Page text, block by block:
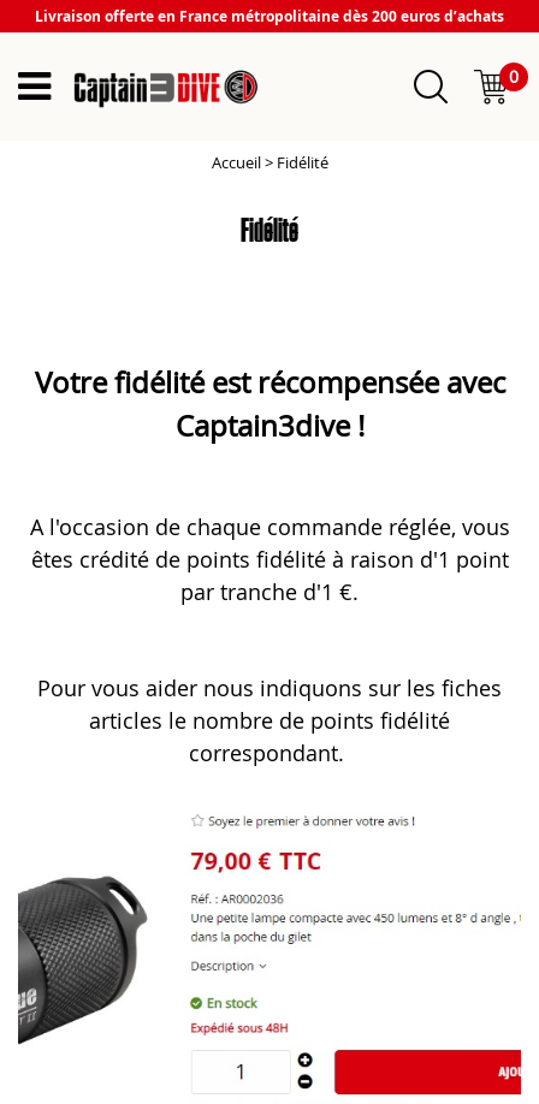
Livraison offerte en France métropolitaine dès 200 euros d’achats
0
Accueil > Fidélité
Fidélité
Votre fidélité est récompensée avec
Captain3dive !
A l'occasion de chaque commande réglée, vous
êtes crédité de points fidélité à raison d'1 point
par tranche d'1 €.
Pour vous aider nous indiquons sur les fiches
articles le nombre de points fidélité
correspondant.